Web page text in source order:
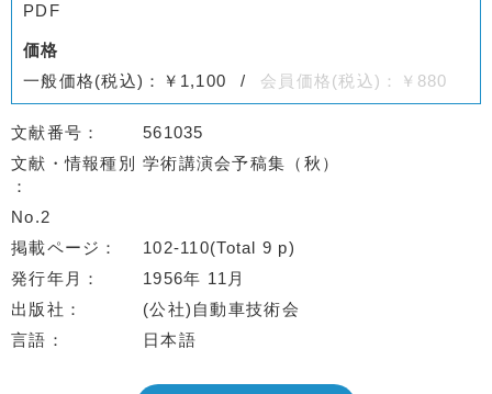
PDF
価格
一般価格(税込)：￥1,100
会員価格(税込)：￥880
文献番号
561035
文献・情報種別
学術講演会予稿集（秋）
No.2
掲載ページ
102-110(Total 9 p)
発行年月
1956年 11月
出版社
(公社)自動車技術会
言語
日本語